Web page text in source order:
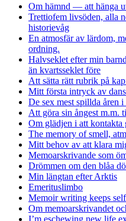
Om hämnd — att hänga
Trettiofem livsöden, alla
historievåg
En atmosfär av lärdom,
ordning.
Halvseklet efter min
än kvartsseklet före
Att sätta rätt rubrik på
Mitt första intryck av
De sex mest spillda åren
Att göra sin ångest m.m.
Om glädjen i att kontakta
The memory of smell,
Mitt behov av att klara
Memoarskrivande som
Drömmen om den blåa
Min längtan efter Arktis
Emerituslimbo
Memoir writing keeps
Om memoarskrivandet
I’m eschewing new life